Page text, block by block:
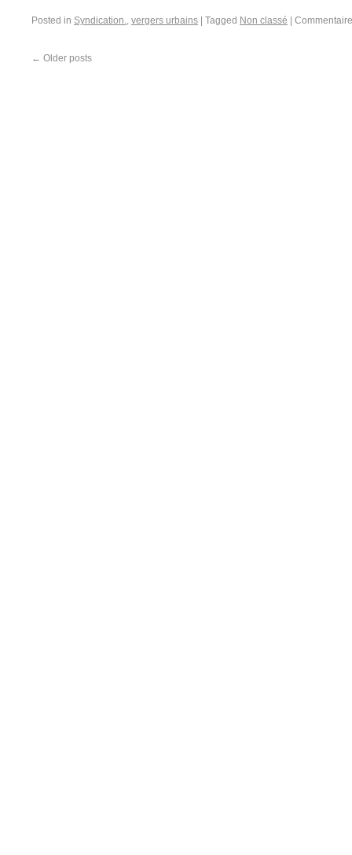
Posted in Syndication., vergers urbains Tagged Non classé
← Older posts